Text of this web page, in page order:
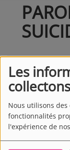
Les
collectons
Nous utilisons
fonctionnalités
l'expérience de